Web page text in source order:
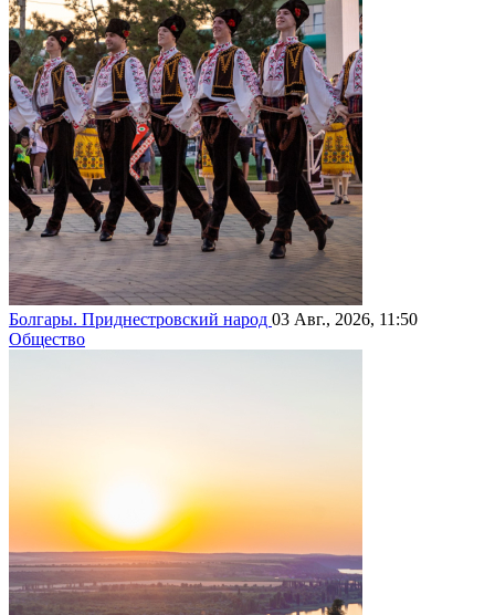
Болгары. Приднестровский народ 03 Авг., 2026, 11:50
Общество